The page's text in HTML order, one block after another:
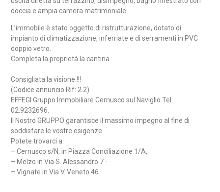
doccia e ampia camera matrimoniale.
L’immobile è stato oggetto di ristrutturazione, dotato di
impianto di climatizzazione, inferriate e di serramenti in PVC
doppio vetro.
Completa la proprietà la cantina.
Consigliata la visione !!!
(Codice annuncio Rif: 2.2)
EFFEGI Gruppo Immobiliare Cernusco sul Naviglio Tel.
02.9232696.
Il Nostro GRUPPO garantisce il massimo impegno al fine di
soddisfare le vostre esigenze.
Potete trovarci a:
– Cernusco s/N, in Piazza Conciliazione 1/A,
– Melzo in Via S. Alessandro 7 -
– Vignate in Via V. Veneto 46.